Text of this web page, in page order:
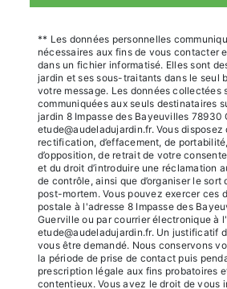
** Les données personnelles
nécessaires aux fins de vous contacter
dans un fichier informatisé. Elles sont
jardin et ses sous-traitants dans le seul
votre message. Les données collectées
communiquées aux seuls destinataires
jardin 8 Impasse des Bayeuvilles 78930
etude@audeladujardin.fr. Vous disposez
rectification, d’effacement, de
d’opposition, de retrait de votre
et du droit d’introduire une réclamation
de contrôle, ainsi que d’organiser le sort
post-mortem. Vous pouvez exercer ces
postale à l'adresse 8 Impasse des
Guerville ou par courrier électronique à
etude@audeladujardin.fr. Un justificatif
vous être demandé. Nous conservons
la période de prise de contact puis
prescription légale aux fins probatoires
contentieux. Vous avez le droit de vous